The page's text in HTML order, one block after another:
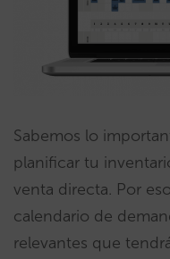
Sabemos lo
planificar tu
venta directa. Por
calendario de
relevantes que